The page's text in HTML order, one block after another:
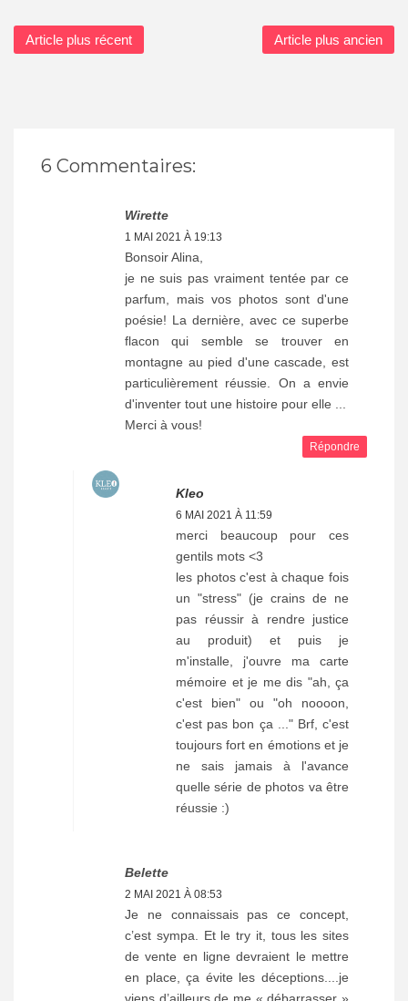
Article plus récent Article plus ancien
6 Commentaires:
Wirette
1 MAI 2021 À 19:13
Bonsoir Alina,
je ne suis pas vraiment tentée par ce
parfum, mais vos photos sont d'une
poésie! La dernière, avec ce superbe
flacon qui semble se trouver en
montagne au pied d'une cascade, est
particulièrement réussie. On a envie
d'inventer tout une histoire pour elle ...
Merci à vous!
Répondre
Kleo
6 MAI 2021 À 11:59
merci beaucoup pour ces
gentils mots <3
les photos c'est à chaque fois
un "stress" (je crains de ne
pas réussir à rendre justice
au produit) et puis je
m'installe, j'ouvre ma carte
mémoire et je me dis "ah, ça
c'est bien" ou "oh noooon,
c'est pas bon ça ..." Brf, c'est
toujours fort en émotions et je
ne sais jamais à l'avance
quelle série de photos va être
réussie :)
Belette
2 MAI 2021 À 08:53
Je ne connaissais pas ce concept,
c’est sympa. Et le try it, tous les sites
de vente en ligne devraient le mettre
en place, ça évite les déceptions....je